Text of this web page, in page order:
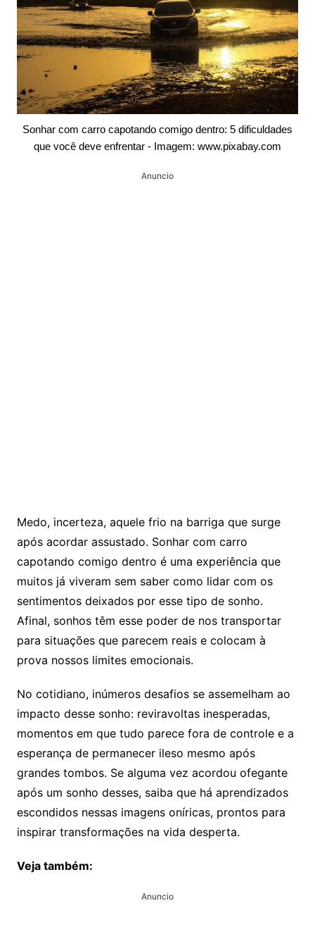
Sonhar com carro capotando comigo dentro: 5 dificuldades
que você deve enfrentar - Imagem: www.pixabay.com
Anuncio
Medo, incerteza, aquele frio na barriga que surge
após acordar assustado. Sonhar com carro
capotando comigo dentro é uma experiência que
muitos já viveram sem saber como lidar com os
sentimentos deixados por esse tipo de sonho.
Afinal, sonhos têm esse poder de nos transportar
para situações que parecem reais e colocam à
prova nossos limites emocionais.
No cotidiano, inúmeros desafios se assemelham ao
impacto desse sonho: reviravoltas inesperadas,
momentos em que tudo parece fora de controle e a
esperança de permanecer ileso mesmo após
grandes tombos. Se alguma vez acordou ofegante
após um sonho desses, saiba que há aprendizados
escondidos nessas imagens oníricas, prontos para
inspirar transformações na vida desperta.
Veja também:
Anuncio